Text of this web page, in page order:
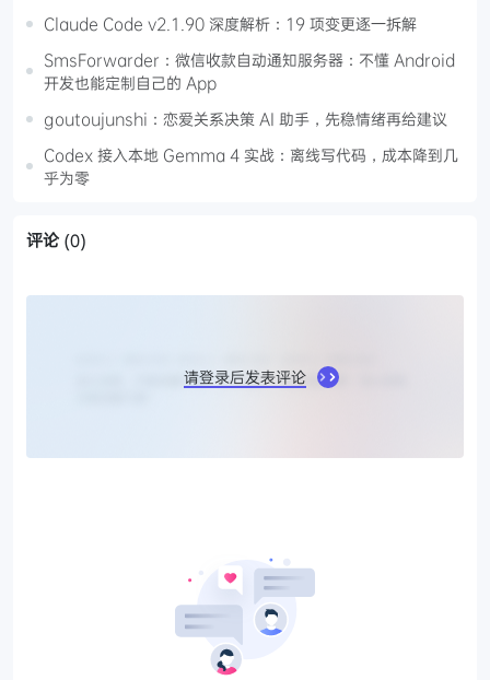
Claude Code v2.1.90 深度解析：19 项变更逐一拆解
SmsForwarder：微信收款自动通知服务器：不懂 Android
开发也能定制自己的 App
goutoujunshi：恋爱关系决策 AI 助手，先稳情绪再给建议
Codex 接入本地 Gemma 4 实战：离线写代码，成本降到几
乎为零
评论 (0)
请登录后发表评论